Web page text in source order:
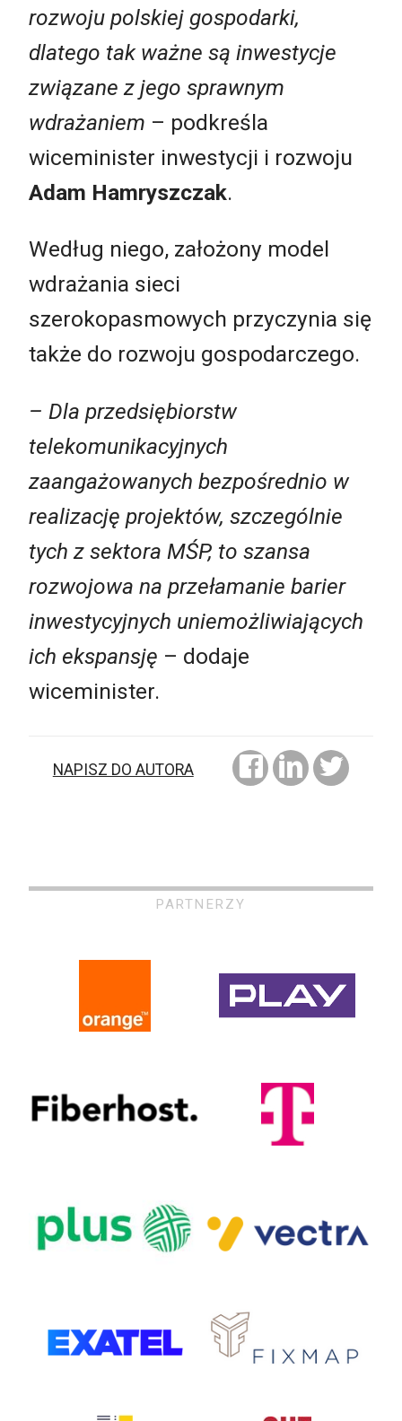
rozwoju polskiej gospodarki,
dlatego tak ważne są inwestycje
związane z jego sprawnym
wdrażaniem – podkreśla
wiceminister inwestycji i rozwoju
Adam Hamryszczak.
Według niego, założony model
wdrażania sieci
szerokopasmowych przyczynia się
także do rozwoju gospodarczego.
– Dla przedsiębiorstw
telekomunikacyjnych
zaangażowanych bezpośrednio w
realizację projektów, szczególnie
tych z sektora MŚP, to szansa
rozwojowa na przełamanie barier
inwestycyjnych uniemożliwiających
ich ekspansję – dodaje
wiceminister.
NAPISZ DO AUTORA
PARTNERZY